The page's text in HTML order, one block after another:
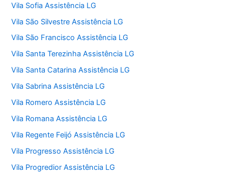
Vila Sofia Assistência LG
Vila São Silvestre Assistência LG
Vila São Francisco Assistência LG
Vila Santa Terezinha Assistência LG
Vila Santa Catarina Assistência LG
Vila Sabrina Assistência LG
Vila Romero Assistência LG
Vila Romana Assistência LG
Vila Regente Feijó Assistência LG
Vila Progresso Assistência LG
Vila Progredior Assistência LG